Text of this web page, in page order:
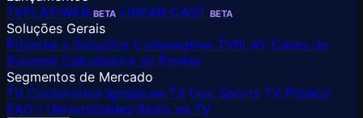
TVPLAY-WEB BETA LINEAR-CAST BETA
Soluções Gerais
Projetos e Soluções Comparativo TVPLAY Cases de
Sucesso Calculadora de Perdas
Segmentos de Mercado
TV Corporativa Igrejas na TV Live Sports TV Pública
EAD / Universidades Rádio na TV